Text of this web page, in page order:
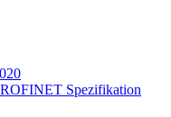
Spezifikation